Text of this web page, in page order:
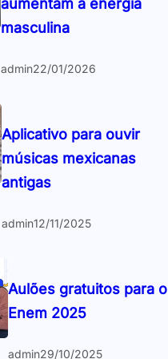
aumentam a energia
masculina
admin22/01/2026
Aplicativo para ouvir
músicas mexicanas
antigas
admin12/11/2025
Aulões gratuitos para o
Enem 2025
admin29/10/2025